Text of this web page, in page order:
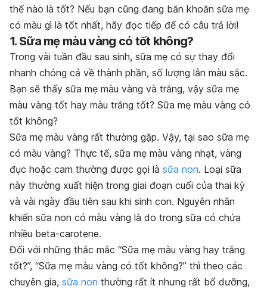
thế nào là tốt? Nếu bạn cũng đang băn khoăn sữa mẹ
có màu gì là tốt nhất, hãy đọc tiếp để có câu trả lời!
1. Sữa mẹ màu vàng có tốt không?
Trong vài tuần đầu sau sinh, sữa mẹ có sự thay đổi
nhanh chóng cả về thành phần, số lượng lẫn màu sắc.
Bạn sẽ thấy sữa mẹ màu vàng và trắng, vậy sữa mẹ
màu vàng tốt hay màu trắng tốt? Sữa mẹ màu vàng có
tốt không?
Sữa mẹ màu vàng rất thường gặp. Vậy, tại sao sữa mẹ
có màu vàng? Thực tế, sữa mẹ màu vàng nhạt, vàng
đục hoặc cam thường được gọi là sữa non. Loại sữa
này thường xuất hiện trong giai đoạn cuối của thai kỳ
và vài ngày đầu tiên sau khi sinh con. Nguyên nhân
khiến sữa non có màu vàng là do trong sữa có chứa
nhiều beta-carotene.
Đối với những thắc mắc “Sữa mẹ màu vàng hay trắng
tốt?”, “Sữa mẹ màu vàng có tốt không?” thì theo các
chuyên gia, sữa non thường rất ít nhưng rất bổ dưỡng,